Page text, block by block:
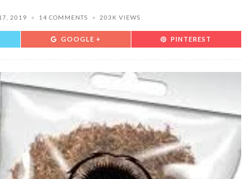
2019 14 COMMENTS 203K VIEWS
GOOGLE + PINTEREST